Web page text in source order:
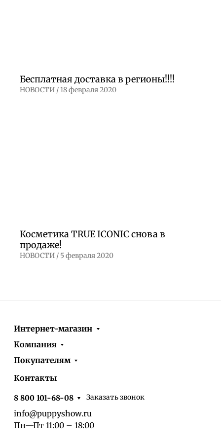
Бесплатная доставка в регионы!!!!
НОВОСТИ / 18 февраля 2020
Косметика TRUE ICONIC снова в
продаже!
НОВОСТИ / 5 февраля 2020
Интернет-магазин
Компания
Покупателям
Контакты
8 800 101-68-08 Заказать звонок
info@puppyshow.ru
Пн—Пт 11:00 – 18:00